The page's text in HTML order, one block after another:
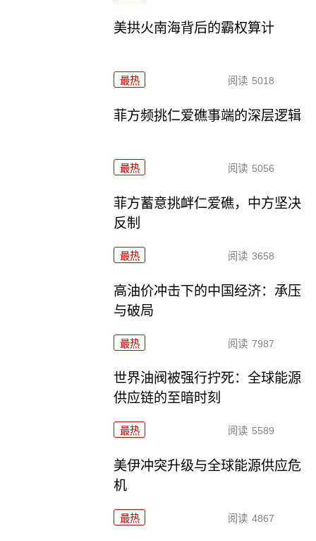
美拱火南海背后的霸权算计
最热 阅读 5018
菲方频挑仁爱礁事端的深层逻辑
最热 阅读 5056
菲方蓄意挑衅仁爱礁，中方坚决
反制
最热 阅读 3658
高油价冲击下的中国经济：承压
与破局
最热 阅读 7987
世界油阀被强行拧死：全球能源
供应链的至暗时刻
最热 阅读 5589
美伊冲突升级与全球能源供应危
机
最热 阅读 4867